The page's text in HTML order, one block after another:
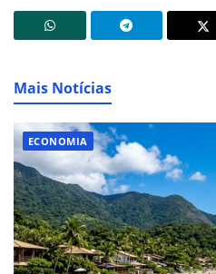
Mais Notícias
ECONOMIA